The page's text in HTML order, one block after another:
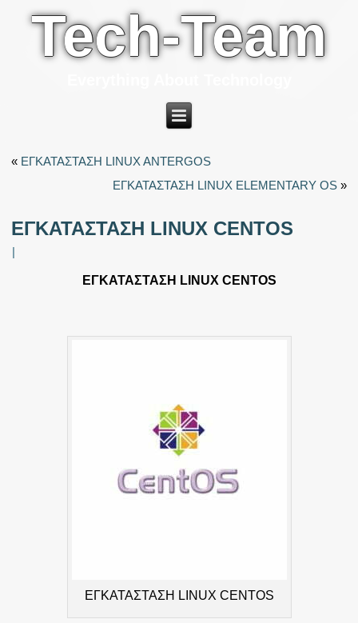
Tech-Team
« ΕΓΚΑΤΑΣΤΑΣΗ LINUX ANTERGOS
ΕΓΚΑΤΑΣΤΑΣΗ LINUX ELEMENTARY OS»
ΕΓΚΑΤΑΣΤΑΣΗ LINUX CENTOS
|
ΕΓΚΑΤΑΣΤΑΣΗ LINUX CENTOS
ΕΓΚΑΤΑΣΤΑΣΗ LINUX CENTOS